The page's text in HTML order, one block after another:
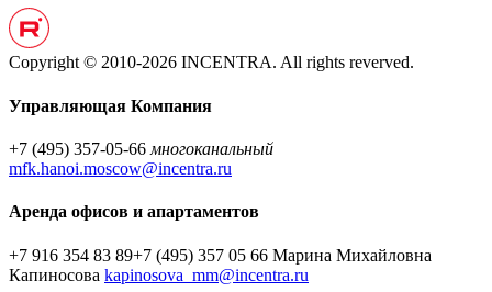
Copyright © 2010-2026 INCENTRA. All rights reverved.
Управляющая Компания
+7 (495) 357-05-66 многоканальный
mfk.hanoi.moscow@incentra.ru
Аренда офисов и апартаментов
+7 916 354 83 89+7 (495) 357 05 66 Марина Михайловна
Капиносова kapinosova_mm@incentra.ru